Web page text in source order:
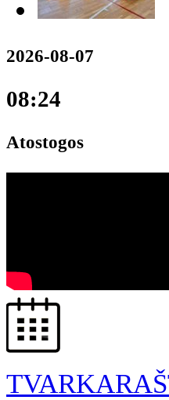
2026-08-07
08:24
Atostogos